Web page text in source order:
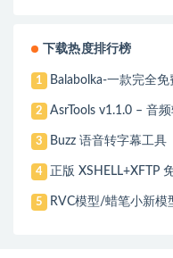
下载热度排行榜
1 Balabolka-一款完全
2 AsrTools v1.1.0 – 音
3 Buzz 语音转字幕工具
4 正版 XSHELL+XFTP
5 RVC模型/蜡笔小新模